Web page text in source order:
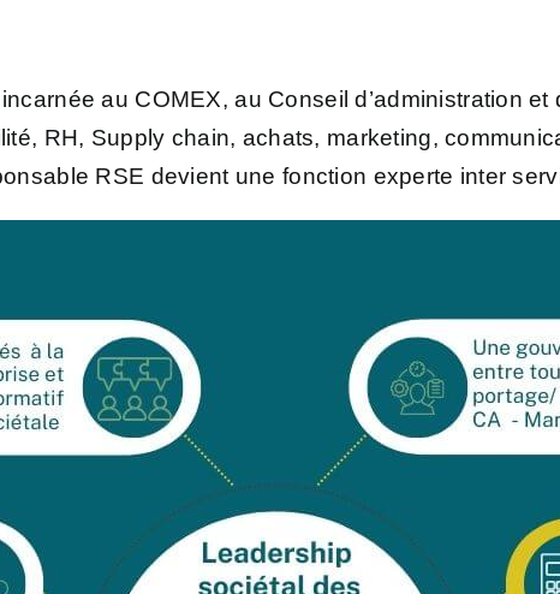
au COMEX, au Conseil d’administration
RH, Supply chain, achats, marketing,
RSE devient une fonction experte inter